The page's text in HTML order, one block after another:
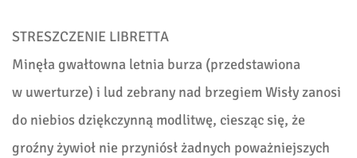
STRESZCZENIE LIBRETTA
Minęła gwałtowna letnia burza (przedstawiona
w uwerturze) i lud zebrany nad brzegiem Wisły zanosi
do niebios dziękczynną modlitwę, ciesząc się, że
groźny żywioł nie przyniósł żadnych poważniejszych